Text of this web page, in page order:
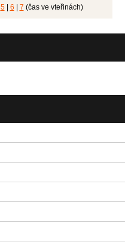
5| 6 | 7 (čas ve vteřinách)